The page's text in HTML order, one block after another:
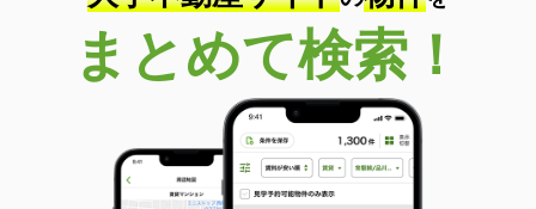
まとめて検索！